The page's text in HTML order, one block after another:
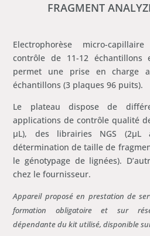
FRAGMENT
Electrophorèse micro-
contrôle de 11-12 échantillons
permet une prise en charge
échantillons (3 plaques 96 puits).
Le plateau dispose de
applications de contrôle qualité
µL), des librairies NGS (2µL
détermination de taille de
le génotypage de lignées).
chez le fournisseur.
Appareil proposé en prestation de
formation obligatoire et sur
dépendante du kit utilisé, disponible